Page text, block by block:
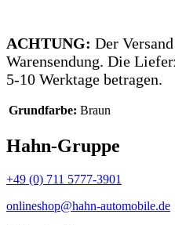
ACHTUNG: Der
Warensendung. Die
5-10 Werktage betragen.
Grundfarbe: Braun
Hahn-Gruppe
+49 (0) 711 5777-3901
onlineshop@hahn-automobile.de